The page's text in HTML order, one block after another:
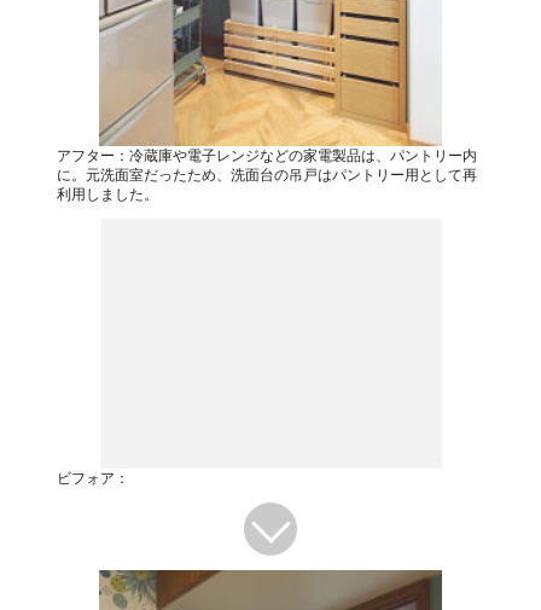
アフター：冷蔵庫や電子レンジなどの家電製品は、パントリー内
に。元洗面室だったため、洗面台の吊戸はパントリー用として再
利用しました。
ビフォア：